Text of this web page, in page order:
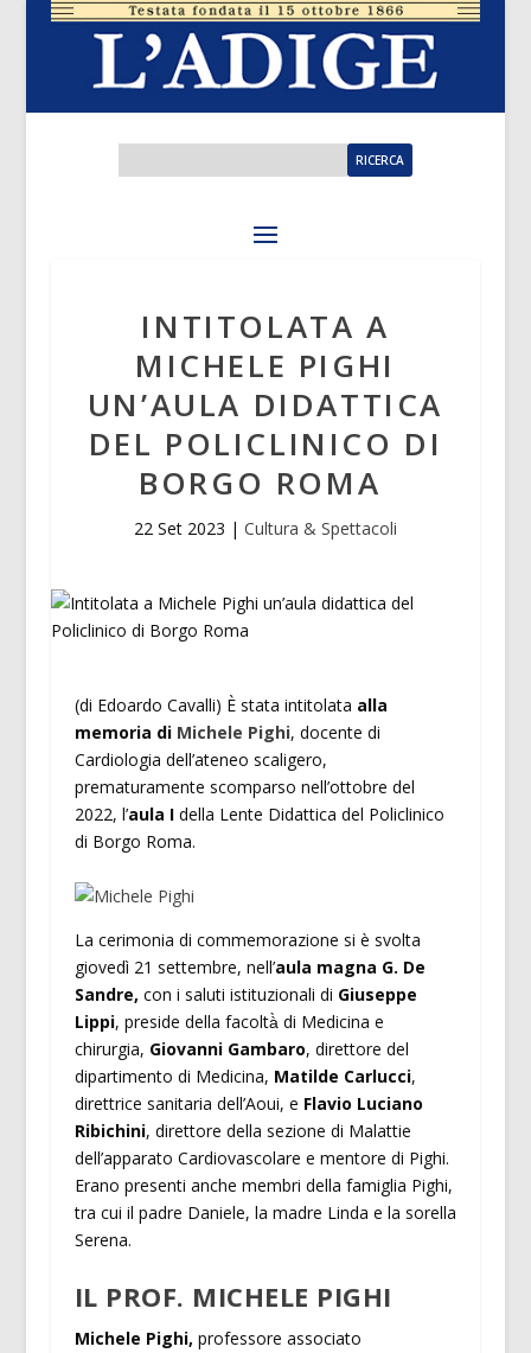
INTITOLATA A
MICHELE PIGHI
UN’AULA DIDATTICA
DEL POLICLINICO DI
BORGO ROMA
22 Set 2023 | Cultura & Spettacoli
(di Edoardo Cavalli) È stata intitolata alla
memoria di Michele Pighi, docente di
Cardiologia dell’ateneo scaligero,
prematuramente scomparso nell’ottobre del
2022, l’aula Idella Lente Didattica del Policlinico
di Borgo Roma.
La cerimonia di commemorazione si è svolta
giovedì 21 settembre, nell’aula magna G. De
Sandre, con i saluti istituzionali di Giuseppe
Lippi, preside della facoltà̀ di Medicina e
chirurgia, Giovanni Gambaro, direttore del
dipartimento di Medicina, Matilde Carlucci,
direttrice sanitaria dell’Aoui, e Flavio Luciano
Ribichini, direttore della sezione di Malattie
dell’apparato Cardiovascolare e mentore di Pighi.
Erano presenti anche membri della famiglia Pighi,
tra cui il padre Daniele, la madre Linda e la sorella
Serena.
IL PROF. MICHELE PIGHI
Michele Pighi, professore associato